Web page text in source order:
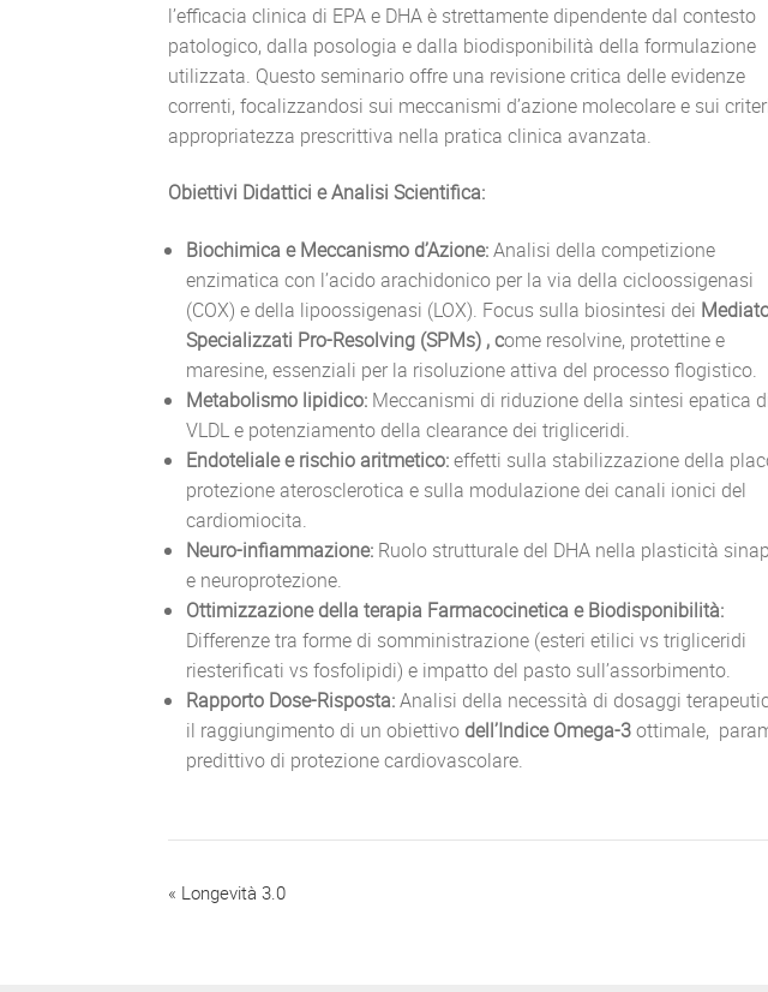
l’efficacia clinica di EPA e DHA è strettamente dipendente dal contesto
patologico, dalla posologia e dalla biodisponibilità della formulazione
utilizzata. Questo seminario offre una revisione critica delle evidenze
correnti, focalizzandosi sui meccanismi d’azione molecolare e sui
appropriatezza prescrittiva nella pratica clinica avanzata.
Obiettivi Didattici e Analisi Scientifica:
Biochimica e Meccanismo d’Azione:Analisi della competizione
enzimatica con l’acido arachidonico per la via della cicloossigenasi
(COX) e della lipoossigenasi (LOX). Focus sulla biosintesi dei
Specializzati Pro-Resolving (SPMs) , come resolvine, protettine e
maresine, essenziali per la risoluzione attiva del processo flogistico.
Metabolismo lipidico: Meccanismi di riduzione della sintesi epatica
VLDL e potenziamento della clearance dei trigliceridi.
Endoteliale e rischio aritmetico:effetti sulla stabilizzazione della
protezione aterosclerotica e sulla modulazione dei canali ionici del
cardiomiocita.
Neuro-infiammazione: Ruolo strutturale del DHA nella plasticità
e neuroprotezione.
Ottimizzazione della terapia Farmacocinetica e Biodisponibilità:
Differenze tra forme di somministrazione (esteri etilici vs trigliceridi
riesterificati vs fosfolipidi) e impatto del pasto sull’assorbimento.
Rapporto Dose-Risposta:Analisi della necessità di dosaggi
il raggiungimento di un obiettivo dell’Indice Omega-3ottimale,
predittivo di protezione cardiovascolare.
E
« Longevità 3.0